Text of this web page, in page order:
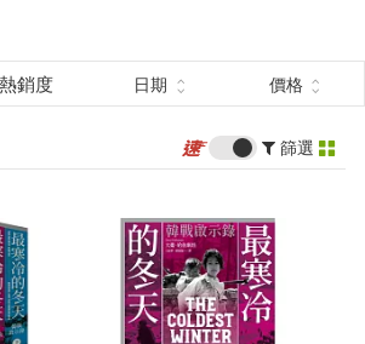
圖書(4)
展開
熱銷度 日期 價格
篩選